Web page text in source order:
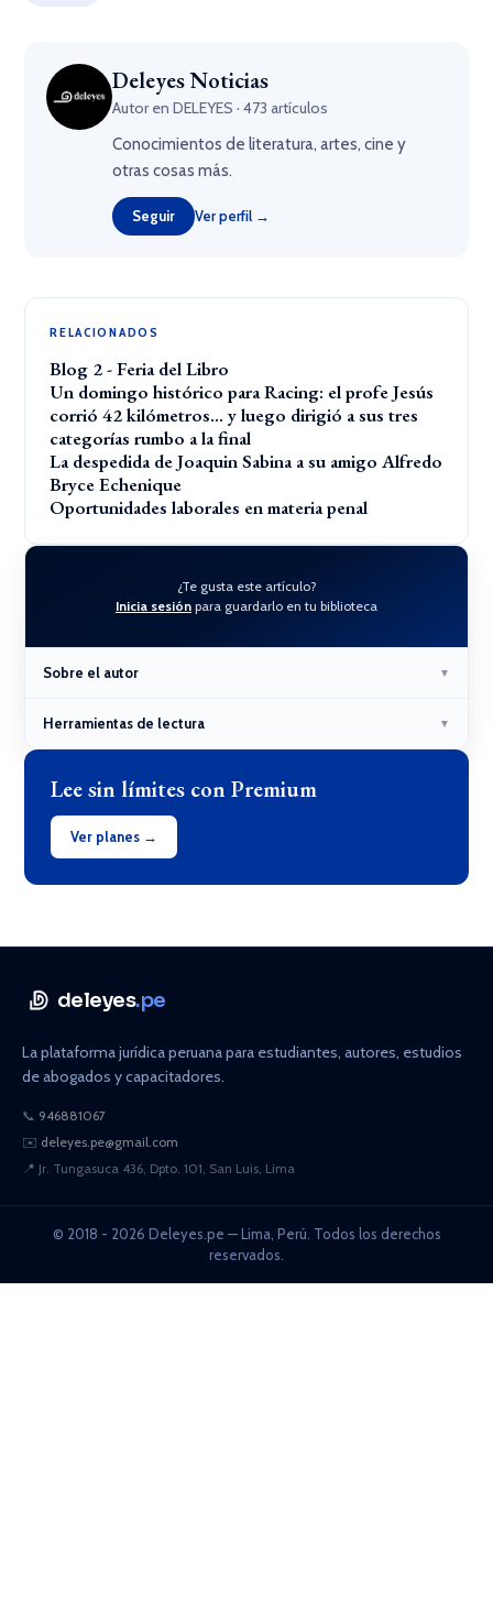
Deleyes Noticias
Autor en DELEYES · 473 artículos
Conocimientos de literatura, artes, cine y
otras cosas más.
Seguir Ver perfil →
RELACIONADOS
Blog 2 - Feria del Libro
Un domingo histórico para Racing: el profe Jesús
corrió 42 kilómetros… y luego dirigió a sus tres
categorías rumbo a la final
La despedida de Joaquin Sabina a su amigo Alfredo
Bryce Echenique
Oportunidades laborales en materia penal
¿Te gusta este artículo?
Inicia sesión para guardarlo en tu biblioteca
Sobre el autor ▼
Herramientas de lectura ▼
Lee sin límites con Premium
Ver planes →
deleyes.pe
La plataforma jurídica peruana para estudiantes, autores, estudios
de abogados y capacitadores.
📞 946881067
✉️ deleyes.pe@gmail.com
📍 Jr. Tungasuca 436, Dpto. 101, San Luis, Lima
© 2018 - 2026 Deleyes.pe — Lima, Perú. Todos los derechos
reservados.